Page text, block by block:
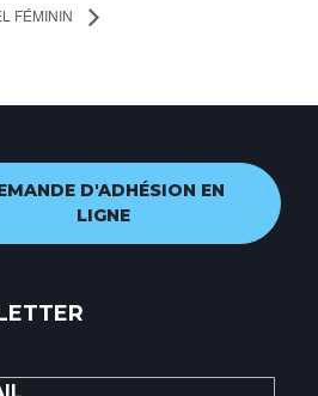
FÉMININ
D'ADHÉSION EN
LIGNE